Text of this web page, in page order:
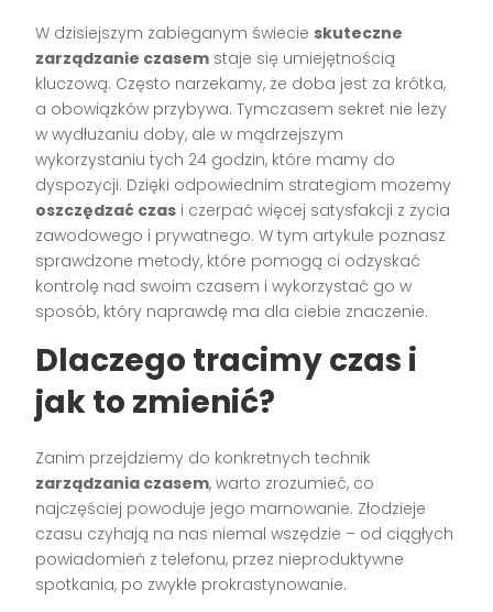
W dzisiejszym zabieganym świecie skuteczne
zarządzanie czasem staje się umiejętnością
kluczową. Często narzekamy, że doba jest za krótka,
a obowiązków przybywa. Tymczasem sekret nie leży
w wydłużaniu doby, ale w mądrzejszym
wykorzystaniu tych 24 godzin, które mamy do
dyspozycji. Dzięki odpowiednim strategiom możemy
oszczędzać czas i czerpać więcej satysfakcji z życia
zawodowego i prywatnego. W tym artykule poznasz
sprawdzone metody, które pomogą ci odzyskać
kontrolę nad swoim czasem i wykorzystać go w
sposób, który naprawdę ma dla ciebie znaczenie.
Dlaczego tracimy czas i
jak to zmienić?
Zanim przejdziemy do konkretnych technik
zarządzania czasem, warto zrozumieć, co
najczęściej powoduje jego marnowanie. Złodzieje
czasu czyhają na nas niemal wszędzie – od ciągłych
powiadomień z telefonu, przez nieproduktywne
spotkania, po zwykłe prokrastynowanie.